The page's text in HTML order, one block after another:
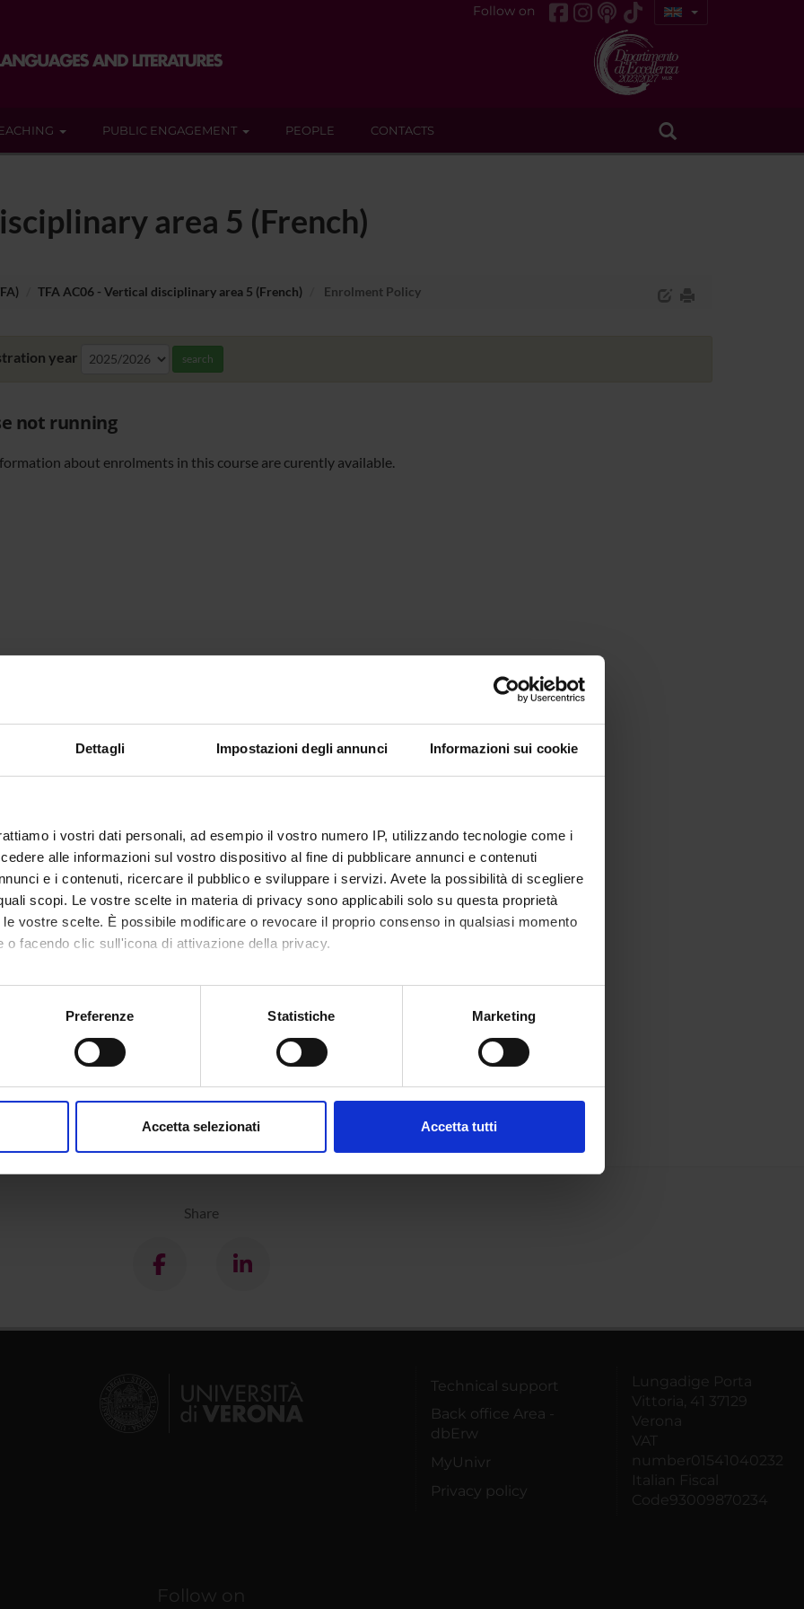
Dettagli Impostazioni degli annunci Informazioni sui cookie
i vostri dati personali, ad esempio il vostro numero IP, utilizzando tecnologie come i
alle informazioni sul vostro dispositivo al fine di pubblicare annunci e contenuti
e i contenuti, ricercare il pubblico e sviluppare i servizi. Avete la possibilità di scegliere
scopi. Le vostre scelte in materia di privacy sono applicabili solo su questa proprietà
vostre scelte. È possibile modificare o revocare il proprio consenso in qualsiasi momento
o facendo clic sull'icona di attivazione della privacy.
anche:
sulla tua posizione geografica, con un'approssimazione di qualche metro,
in qualsiasi momento dalla Dichiarazione sui cookie.
Preferenze Statistiche Marketing
Accetta selezionati Accetta tutti
Follow on
PUBLIC ENGAGEMENT PEOPLE CONTACTS
area 5 (French)
TFA AC06 - Vertical disciplinary area 5 (French) Enrolment Policy
year search
not running
about enrolments in this course are curently available.
Share
Technical support
Back office Area -
dbErw
MyUnivr
Privacy policy
Lungadige Porta
Vittoria, 41 37129
Verona
VAT
number01541040232
Italian Fiscal
Code93009870234
Follow on